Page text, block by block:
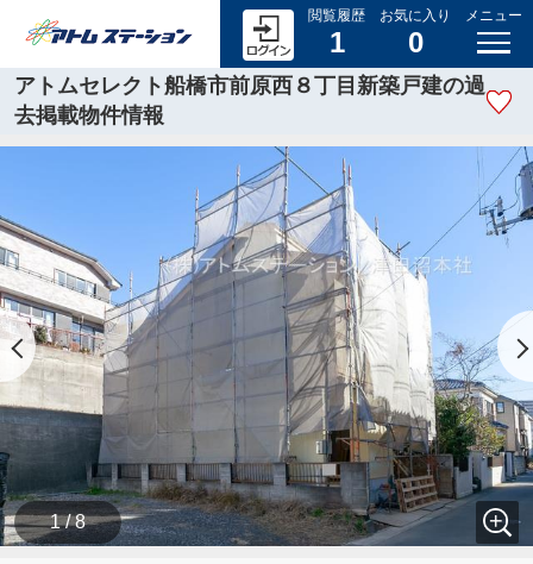
閲覧履歴
1
お気に入り
0
メニュー
アトムセレクト船橋市前原西８丁目新築戸建の過
去掲載物件情報
1 / 8